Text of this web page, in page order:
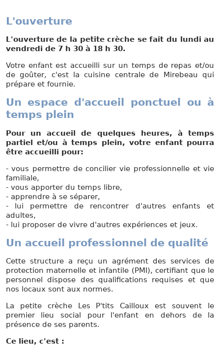
L'ouverture
L'ouverture de la petite crèche se fait du lundi au
vendredi de 7 h 30 à 18 h 30.
Votre enfant est accueilli sur un temps de repas et/ou
de goûter, c'est la cuisine centrale de Mirebeau qui
prépare et fournie.
Un espace d'accueil ponctuel ou à
temps plein
Pour un accueil de quelques heures, à temps
partiel et/ou à temps plein, votre enfant pourra
être accueilli pour:
- vous permettre de concilier vie professionnelle et vie
familiale,
- vous apporter du temps libre,
- apprendre à se séparer,
- lui permettre de rencontrer d'autres enfants et
adultes,
- lui proposer de vivre d'autres expériences et jeux.
Un accueil professionnel de qualité
Cette structure a reçu un agrément des services de
protection maternelle et infantile (PMI), certifiant que le
personnel dispose des qualifications requises et que
nos locaux sont aux normes.
La petite crèche Les P'tits Cailloux est souvent le
premier lieu social pour l'enfant en dehors de la
présence de ses parents.
Ce lieu, c'est :